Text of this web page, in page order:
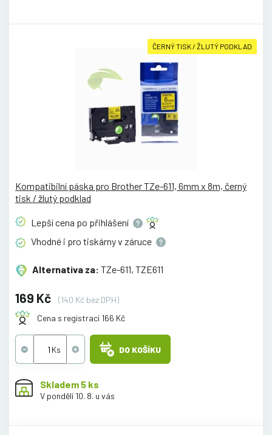
ČERNÝ TISK / ŽLUTÝ PODKLAD
Kompatibilní páska pro Brother TZe-611, 6mm x 8m, černý
tisk / žlutý podklad
Lepší cena po přihlášení
Vhodné i pro tiskárny v záruce
Alternativa za: TZe-611, TZE611
169 Kč
(140 Kč bez DPH)
Cena s registrací 166 Kč
DO KOŠÍKU
Skladem 5 ks
V pondělí 10. 8. u vás